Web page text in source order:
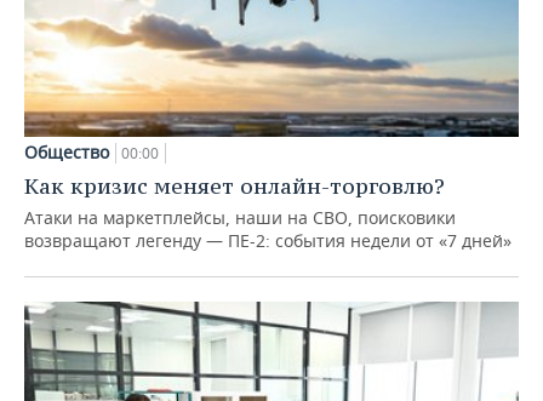
Общество 00:00
Как кризис меняет онлайн-торговлю?
Атаки на маркетплейсы, наши на СВО, поисковики
возвращают легенду — ПЕ-2: события недели от «7 дней»